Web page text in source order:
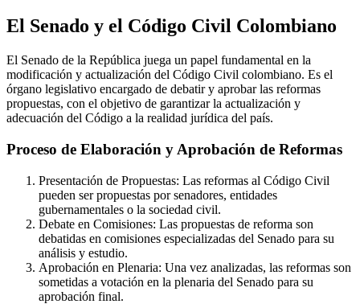
El Senado y el Código Civil Colombiano
El Senado de la República juega un papel fundamental en la
modificación y actualización del Código Civil colombiano. Es el
órgano legislativo encargado de debatir y aprobar las reformas
propuestas, con el objetivo de garantizar la actualización y
adecuación del Código a la realidad jurídica del país.
Proceso de Elaboración y Aprobación de Reformas
Presentación de Propuestas: Las reformas al Código Civil
pueden ser propuestas por senadores, entidades
gubernamentales o la sociedad civil.
Debate en Comisiones: Las propuestas de reforma son
debatidas en comisiones especializadas del Senado para su
análisis y estudio.
Aprobación en Plenaria: Una vez analizadas, las reformas son
sometidas a votación en la plenaria del Senado para su
aprobación final.